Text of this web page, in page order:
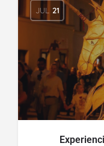
JUL 21